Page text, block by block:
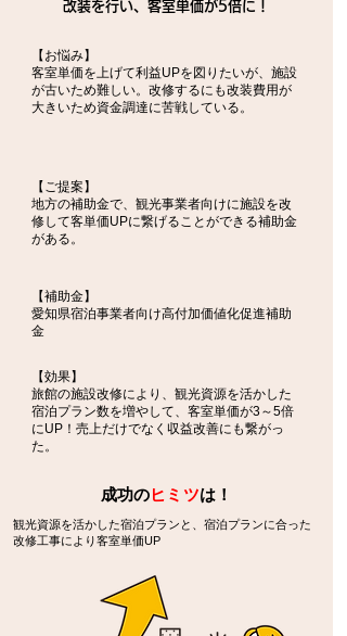
改装を行い、客室単価が5倍に！
【お悩み】
客室単価を上げて利益UPを図りたいが、施設
が古いため難しい。改修するにも改装費用が
大きいため資金調達に苦戦している。
【ご提案】
地方の補助金で、観光事業者向けに施設を改
修して客単価UPに繋げることができる補助金
がある。
【補助金】
愛知県宿泊事業者向け高付加価値化促進補助
金
【効果】
旅館の施設改修により、観光資源を活かした
宿泊プラン数を増やして、客室単価が3～5倍
にUP！売上だけでなく収益改善にも繋がっ
た。
​成功のヒミツは！
観光資源を活かした宿泊プランと、宿泊プランに合った
改修工事により客室単価UP